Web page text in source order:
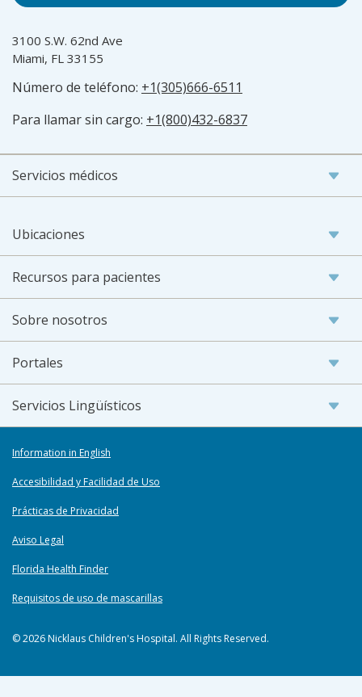
3100 S.W. 62nd Ave
Miami, FL 33155
Número de teléfono: +1(305)666-6511
Para llamar sin cargo: +1(800)432-6837
Servicios médicos
Ubicaciones
Recursos para pacientes
Sobre nosotros
Portales
Servicios Lingüísticos
Information in English
Accesibilidad y Facilidad de Uso
Prácticas de Privacidad
Aviso Legal
Florida Health Finder
Requisitos de uso de mascarillas
© 2026 Nicklaus Children's Hospital. All Rights Reserved.